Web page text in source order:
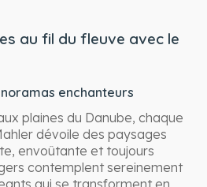
au fil du fleuve avec le
enchanteurs
plaines du Danube, chaque
dévoile des paysages
envoûtante et toujours
contemplent sereinement
qui se transforment en